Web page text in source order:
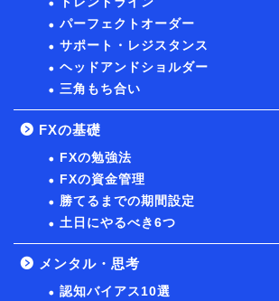
パーフェクトオーダー
サポート・レジスタンス
ヘッドアンドショルダー
三角もち合い
FXの基礎
FXの勉強法
FXの資金管理
勝てるまでの期間設定
土日にやるべき6つ
メンタル・思考
認知バイアス10選